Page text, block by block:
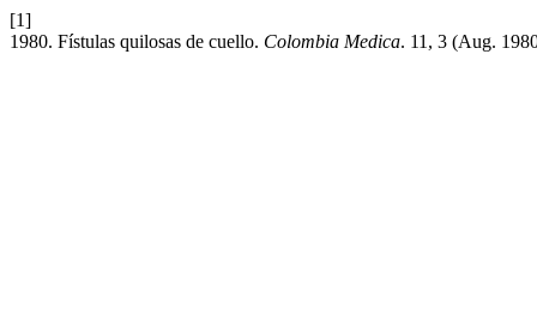
[1]
1980. Fístulas quilosas de cuello. Colombia Medica. 11, 3 (Aug.